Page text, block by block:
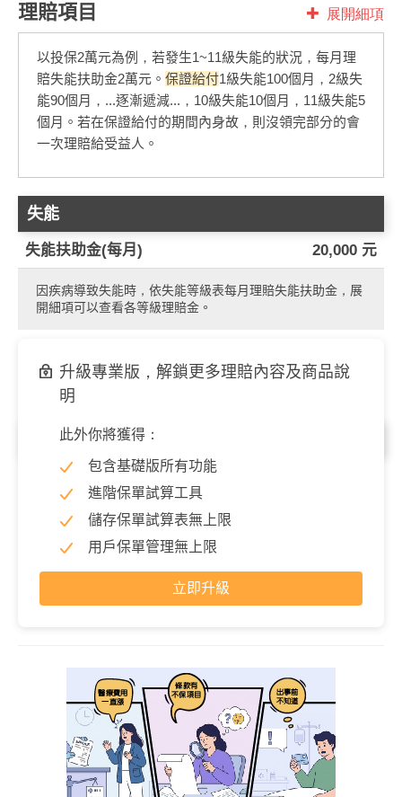
理賠項目 展開細項
以投保2萬元為例，若發生1~11級失能的狀況，每月理
賠失能扶助金2萬元。 保證給付1級失能100個月，2級失
能90個月，...逐漸遞減...，10級失能10個月，11級失能5
個月。若在保證給付的期間內身故，則沒領完部分的會
一次理賠給受益人。
失能
失能扶助金(每月) 20,000 元
因疾病導致失能時，依失能等級表每月理賠失能扶助金，展
開細項可以查看各等級理賠金。
意外失能
失能扶助金(每月)
因意外導致失能時，依失能等級表每月理賠失能扶助金，展
升級專業版，解鎖更多理賠內容及商品說
明
此外你將獲得：
包含基礎版所有功能
進階保單試算工具
儲存保單試算表無上限
用戶保單管理無上限
立即升級